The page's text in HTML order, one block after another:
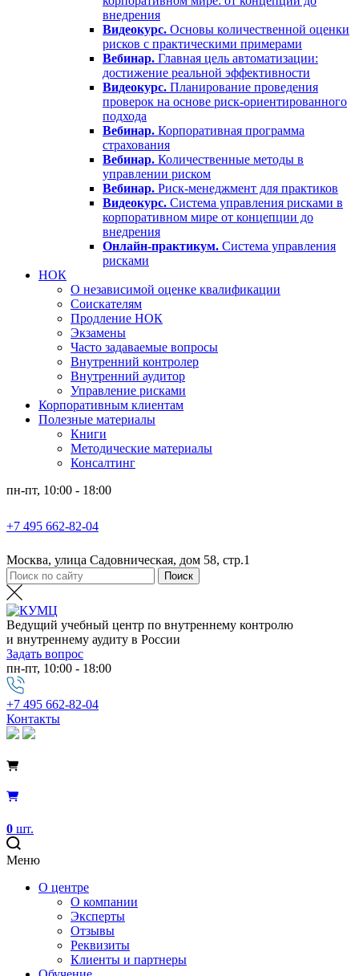
внедрения
Видеокурс. Основы количественной оценки
рисков с практическими примерами
Вебинар. Главная цель автоматизации:
достижение реальной эффективности
Видеокурс. Планирование проведения
проверок на основе риск-ориентированного
подхода
Вебинар. Корпоративная программа
страхования
Вебинар. Количественные методы в
управлении риском
Вебинар. Риск-менеджмент для практиков
Видеокурс. Система управления рисками в
корпоративном мире от концепции до
внедрения
Онлайн-практикум. Система управления
рисками
НОК
О независимой оценке квалификации
Соискателям
Продление НОК
Экзамены
Часто задаваемые вопросы
Внутренний контролер
Внутренний аудитор
Управление рисками
Корпоративным клиентам
Полезные материалы
Книги
Методические материалы
Консалтинг
пн-пт, 10:00 - 18:00
+7 495 662-82-04
Москва, улица Садовническая, дом 58, стр.1
Ведущий учебный центр по внутреннему контролю
и внутреннему аудиту в России
Задать вопрос
пн-пт, 10:00 - 18:00
+7 495 662-82-04
Контакты
0 шт.
Меню
О центре
О компании
Эксперты
Отзывы
Реквизиты
Клиенты и партнеры